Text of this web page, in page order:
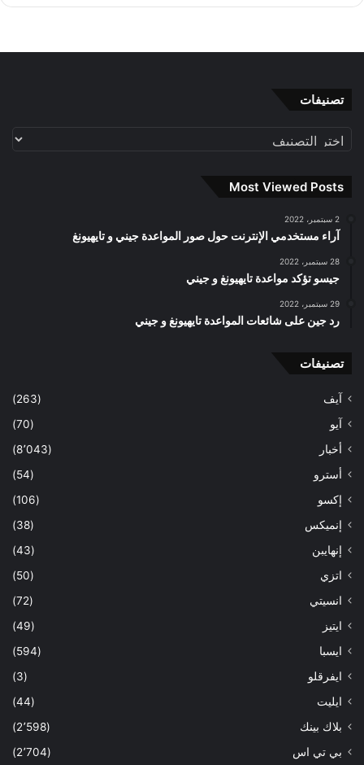
تصنيفات
تصنيفات
Most Viewed Posts
2 سبتمبر، 2022
آراء مستخدمي الإنترنت حول صور المواعدة جيني و تايهيونغ
28 سبتمبر، 2022
جيسو تؤكد مواعدة تايهيونغ و جيني
29 سبتمبر، 2022
رد جين على شائعات المواعدة تايهيونغ و جيني
تصنيفات
آيف
(263)
آيو
(70)
أخبار
(8٬043)
أسترو
(54)
إكسو
(106)
إنميكس
(38)
إنهايبن
(43)
اتزي
(50)
انسيتي
(72)
ايتيز
(49)
ايسبا
(594)
ايفرقلو
(3)
ايليت
(44)
بلاك بينك
(2٬598)
بي تي اس
(2٬704)